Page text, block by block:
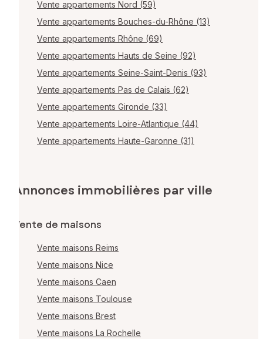
Vente appartements Nord (59)
Vente appartements Bouches-du-Rhône (13)
Vente appartements Rhône (69)
Vente appartements Hauts de Seine (92)
Vente appartements Seine-Saint-Denis (93)
Vente appartements Pas de Calais (62)
Vente appartements Gironde (33)
Vente appartements Loire-Atlantique (44)
Vente appartements Haute-Garonne (31)
Annonces immobilières par ville
Vente de maisons
Vente maisons Reims
Vente maisons Nice
Vente maisons Caen
Vente maisons Toulouse
Vente maisons Brest
Vente maisons La Rochelle